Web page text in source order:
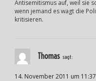
Antisemitismus auf, weil sie
wenn jemand es wagt die
kritisieren.
Thomas sagt:
14. November 2011 um